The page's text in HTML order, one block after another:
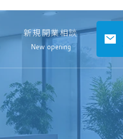
【2026
望】
戸
市
に
お
け
る
医
療
テ
新規開業相談
New opening